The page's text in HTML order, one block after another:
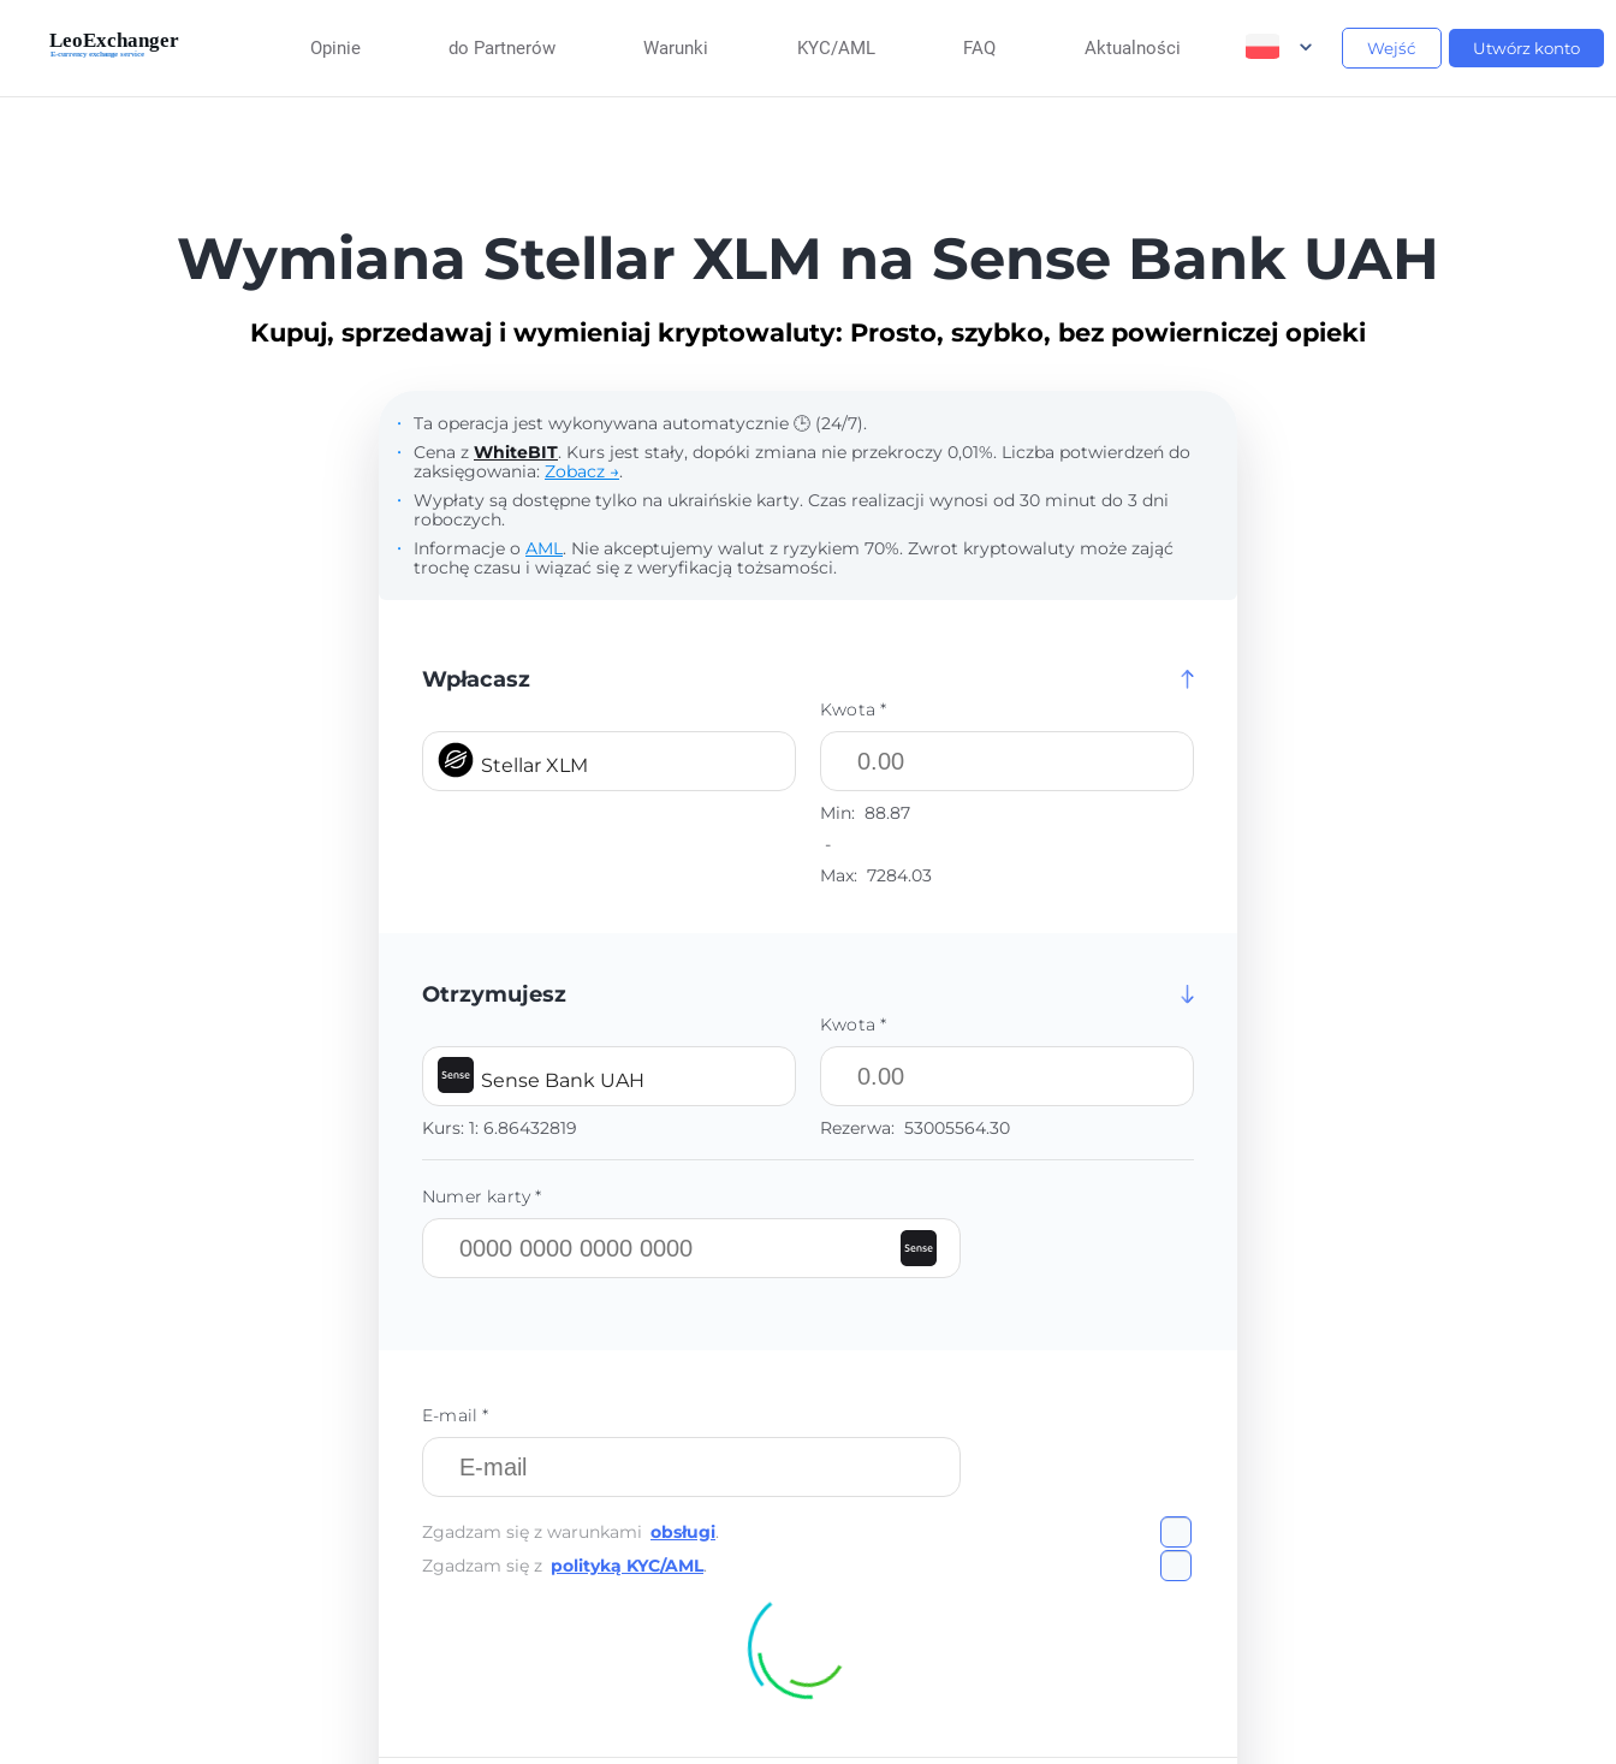
Opinie do Partnerów Warunki KYC/AML FAQ Aktualności Wejść Utwórz konto
Wymiana Stellar XLM na Sense Bank UAH
Kupuj, sprzedawaj i wymieniaj kryptowaluty: Prosto, szybko, bez powierniczej opieki
Ta operacja jest wykonywana automatycznie 🕒 (24/7).
Cena z WhiteBIT. Kurs jest stały, dopóki zmiana nie przekroczy 0,01%. Liczba potwierdzeń do
zaksięgowania: Zobacz →.
Wypłaty są dostępne tylko na ukraińskie karty. Czas realizacji wynosi od 30 minut do 3 dni
roboczych.
Informacje o AML. Nie akceptujemy walut z ryzykiem 70%. Zwrot kryptowaluty może zająć
trochę czasu i wiązać się z weryfikacją tożsamości.
Wpłacasz
Stellar XLM
Kwota *
Min: 88.87
-
Max: 7284.03
Otrzymujesz
Sense Bank UAH
Kurs: 1: 6.86432819
Kwota *
Rezerwa: 53005564.30
Numer karty *
E-mail *
Zgadzam się z warunkami obsługi.
Zgadzam się z polityką KYC/AML.